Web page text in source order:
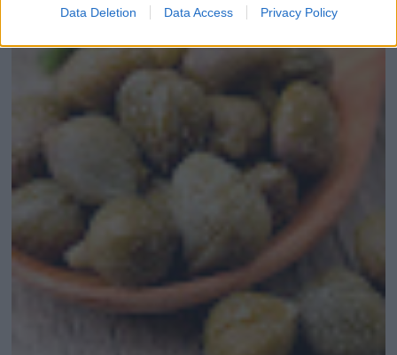
Data Deletion Data Access Privacy Policy